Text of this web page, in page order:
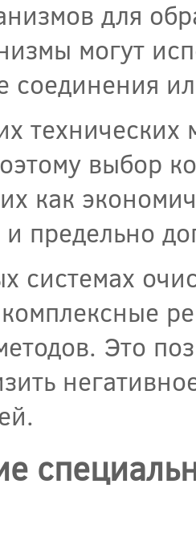
для
могут
соединения
выбор
как
и предельно
системах
Это